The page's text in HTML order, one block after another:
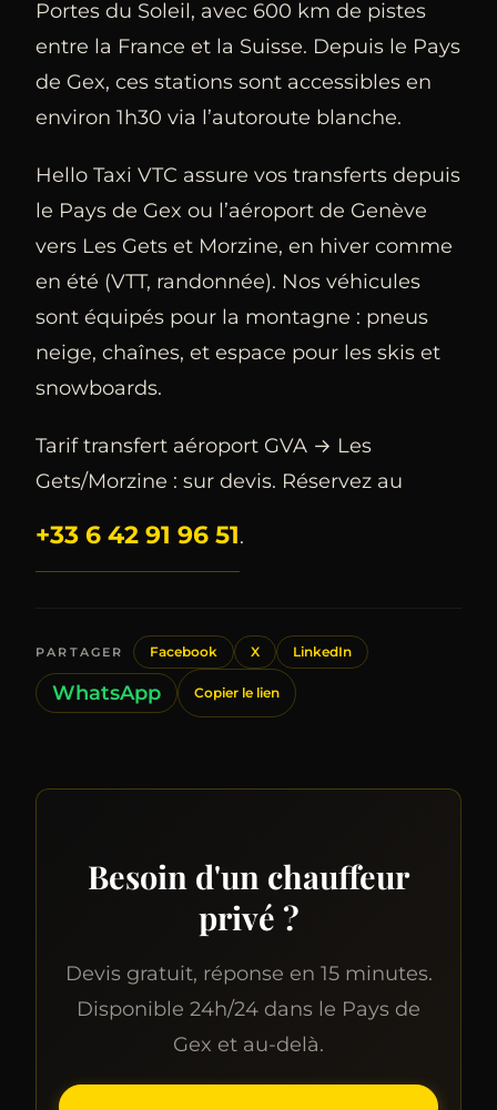
Portes du Soleil, avec 600 km de pistes
entre la France et la Suisse. Depuis le Pays
de Gex, ces stations sont accessibles en
environ 1h30 via l’autoroute blanche.
Hello Taxi VTC assure vos transferts depuis
le Pays de Gex ou l’aéroport de Genève
vers Les Gets et Morzine, en hiver comme
en été (VTT, randonnée). Nos véhicules
sont équipés pour la montagne : pneus
neige, chaînes, et espace pour les skis et
snowboards.
Tarif transfert aéroport GVA → Les
Gets/Morzine : sur devis. Réservez au
+33 6 42 91 96 51.
PARTAGER Facebook X LinkedIn
WhatsApp Copier le lien
Besoin d'un chauffeur
privé ?
Devis gratuit, réponse en 15 minutes.
Disponible 24h/24 dans le Pays de
Gex et au-delà.